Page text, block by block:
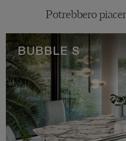
Potrebbero
BUBBLE S